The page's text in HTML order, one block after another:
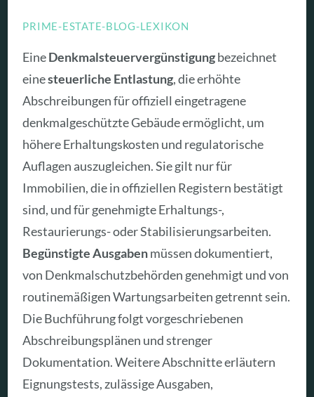
PRIME-ESTATE-BLOG-LEXIKON
EineDenkmalsteuervergünstigungbezeichnet
einesteuerliche Entlastung, die erhöhte
Abschreibungen für offiziell eingetragene
denkmalgeschützte Gebäude ermöglicht, um
höhere Erhaltungskosten und regulatorische
Auflagen auszugleichen. Sie gilt nur für
Immobilien, die in offiziellen Registern bestätigt
sind, und für genehmigte Erhaltungs-,
Restaurierungs- oder Stabilisierungsarbeiten.
Begünstigte Ausgabenmüssen dokumentiert,
von Denkmalschutzbehörden genehmigt und von
routinemäßigen Wartungsarbeiten getrennt sein.
Die Buchführung folgt vorgeschriebenen
Abschreibungsplänen und strenger
Dokumentation. Weitere Abschnitte erläutern
Eignungstests, zulässige Ausgaben,